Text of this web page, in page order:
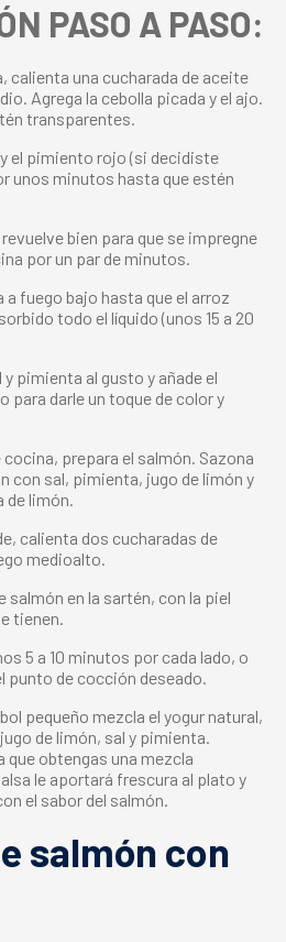
PASO A PASO:
calienta una cucharada de aceite
Agrega la cebolla picada y el ajo.
transparentes.
el pimiento rojo (si decidiste
unos minutos hasta que estén
bien para que se impregne
por un par de minutos.
a fuego bajo hasta que el arroz
todo el líquido (unos 15 a 20
pimienta al gusto y añade el
para darle un toque de color y
prepara el salmón. Sazona
con sal, pimienta, jugo de limón y
de limón.
calienta dos cucharadas de
medioalto.
salmón en la sartén, con la piel
tienen.
5 a 10 minutos por cada lado, o
punto de cocción deseado.
pequeño mezcla el yogur natural,
de limón, sal y pimienta.
que obtengas una mezcla
le aportará frescura al plato y
el sabor del salmón.
salmón con